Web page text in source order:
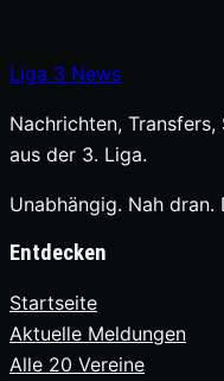
Liga 3 News
Nachrichten,
aus der 3. Liga.
Unabhängig. Nah dran.
Entdecken
Startseite
Aktuelle Meldungen
Alle 20 Vereine